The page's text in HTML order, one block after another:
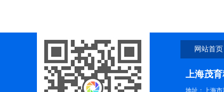
网站首页
上海茂
地址：上海市